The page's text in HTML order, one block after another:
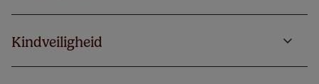
Kindveiligheid